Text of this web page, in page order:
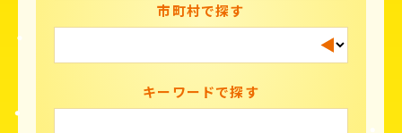
市町村で探す
キーワードで探す